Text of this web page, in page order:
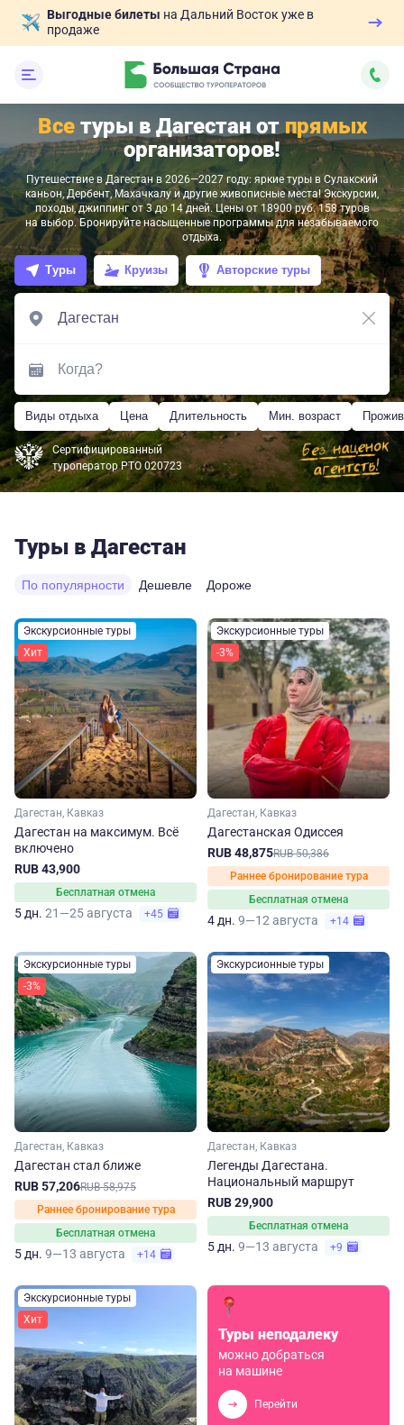
Выгодные билеты на Дальний Восток уже в
продаже
Всетуры в Дагестан отпрямых
организаторов!
Путешествие в Дагестан в 2026—2027 году: яркие туры в Сулакский
каньон, Дербент, Махачкалу и другие живописные места! Экскурсии,
походы, джиппинг от 3 до 14 дней. Цены от 18900 руб. 158 туров
на выбор. Бронируйте насыщенные программы для незабываемого
отдыха.
Туры Круизы Авторские туры
Виды отдыха Цена Длительность Мин. возраст
Сертифицированный
туроператор РТО 020723
Туры в Дагестан
По популярности Дешевле Дороже
Экскурсионные туры
Хит
Дагестан, Кавказ
Дагестан на максимум. Вcё
включено
RUB 43,900
Бесплатная отмена
5 дн. 21—25 августа +45
Экскурсионные туры
-3%
Дагестан, Кавказ
Дагестанская Одиссея
RUB 48,875RUB 50,386
Раннее бронирование тура
Бесплатная отмена
4 дн. 9—12 августа +14
Экскурсионные туры
-3%
Дагестан, Кавказ
Дагестан стал ближе
RUB 57,206RUB 58,975
Раннее бронирование тура
Бесплатная отмена
5 дн. 9—13 августа +14
Экскурсионные туры
Дагестан, Кавказ
Легенды Дагестана.
Национальный маршрут
RUB 29,900
Бесплатная отмена
5 дн. 9—13 августа +9
Экскурсионные туры
Хит
Туры неподалеку
можно добраться
на машине
Перейти